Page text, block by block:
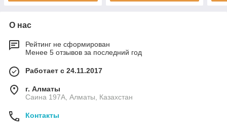
О нас
Рейтинг не сформирован
Менее 5 отзывов за последний год
Работает с 24.11.2017
г. Алматы
Саина 197А, Алматы, Казахстан
Контакты